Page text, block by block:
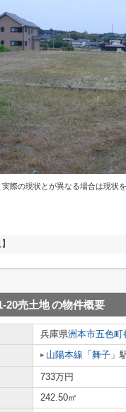
際の現状とが異なる場合は現状
20売土地の物件概要
兵庫県洲本市五色町
山陽本線 「 舞子 」
733万円
242.50㎡